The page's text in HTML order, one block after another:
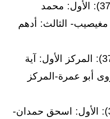
فئة الأطفال: مسافة (3754): الأول: محمد
مغيصيب- الثالث: أدهم
فئة الفتيات: مسافة (3754): المركز الأول: آية
أبو عمرة-المركز
فئة الهواة: مسافة (3754): الأول: اسحق حمدان-